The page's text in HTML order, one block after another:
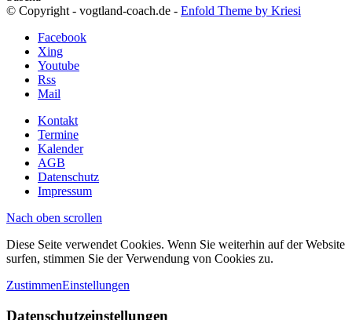
© Copyright - vogtland-coach.de - Enfold Theme by Kriesi
Facebook
Xing
Youtube
Rss
Mail
Kontakt
Termine
Kalender
AGB
Datenschutz
Impressum
Nach oben scrollen
Diese Seite verwendet Cookies. Wenn Sie weiterhin auf der Website
surfen, stimmen Sie der Verwendung von Cookies zu.
ZustimmenEinstellungen
Datenschutzeinstellungen